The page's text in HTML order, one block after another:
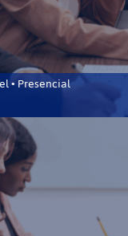
• Presencial